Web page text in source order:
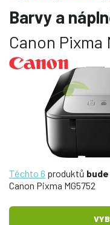
Barvy a
Canon Pixma
Těchto 6 produktů
Canon Pixma MG5752